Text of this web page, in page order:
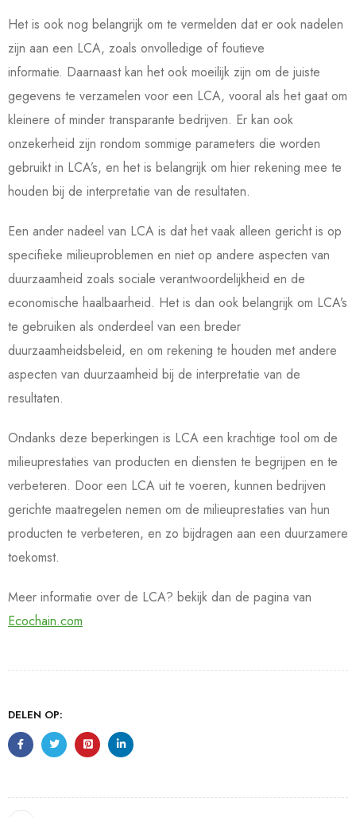
Het is ook nog belangrijk om te vermelden dat er ook nadelen
zijn aan een LCA, zoals onvolledige of foutieve
informatie. Daarnaast kan het ook moeilijk zijn om de juiste
gegevens te verzamelen voor een LCA, vooral als het gaat om
kleinere of minder transparante bedrijven. Er kan ook
onzekerheid zijn rondom sommige parameters die worden
gebruikt in LCA’s, en het is belangrijk om hier rekening mee te
houden bij de interpretatie van de resultaten.
Een ander nadeel van LCA is dat het vaak alleen gericht is op
specifieke milieuproblemen en niet op andere aspecten van
duurzaamheid zoals sociale verantwoordelijkheid en de
economische haalbaarheid. Het is dan ook belangrijk om LCA’s
te gebruiken als onderdeel van een breder
duurzaamheidsbeleid, en om rekening te houden met andere
aspecten van duurzaamheid bij de interpretatie van de
resultaten.
Ondanks deze beperkingen is LCA een krachtige tool om de
milieuprestaties van producten en diensten te begrijpen en te
verbeteren. Door een LCA uit te voeren, kunnen bedrijven
gerichte maatregelen nemen om de milieuprestaties van hun
producten te verbeteren, en zo bijdragen aan een duurzamere
toekomst.
Meer informatie over de LCA? bekijk dan de pagina van
Ecochain.com
DELEN OP: